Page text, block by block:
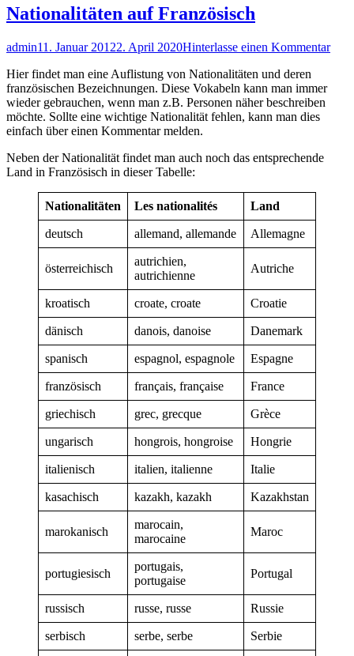
de
faire
Nationalitäten auf Französisch
Autor
adminVeröffentlicht
11. Januar 20122. April 2020Hinterlasse einen Kommentarzu
Hier findet man eine Auflistung von Nationalitäten und deren
französischen Bezeichnungen. Diese Vokabeln kann man immer
wieder gebrauchen, wenn man z.B. Personen näher beschreiben
möchte. Sollte eine wichtige Nationalität fehlen, kann man dies
einfach über einen Kommentar melden.
Neben der Nationalität findet man auch noch das entsprechende
Land in Französisch in dieser Tabelle:
Nationalitäten Les nationalités Land
deutsch allemand, allemande Allemagne
österreichisch
autrichien,
autrichienne
Autriche
kroatisch croate, croate Croatie
dänisch danois, danoise Danemark
spanisch espagnol, espagnole Espagne
französisch français, française France
griechisch grec, grecque Grèce
ungarisch hongrois, hongroise Hongrie
italienisch italien, italienne Italie
kasachisch kazakh, kazakh Kazakhstan
marokanisch
marocain,
marocaine
Maroc
portugiesisch
portugais,
portugaise
Portugal
russisch russe, russe Russie
serbisch serbe, serbe Serbie